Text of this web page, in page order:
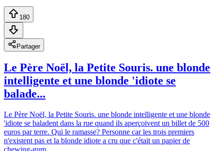
180
Partager
Le Père Noël, la Petite Souris. une blonde
intelligente et une blonde 'idiote se
balade...
Le Père Noël, la Petite Souris. une blonde intelligente et une blonde
'idiote se baladent dans la rue quand ils aperçoivent un billet de 500
euros par terre. Qui le ramasse? Personne car les trois premiers
n'existent pas et la blonde idiote a cru que c'était un papier de
chewing-gum.